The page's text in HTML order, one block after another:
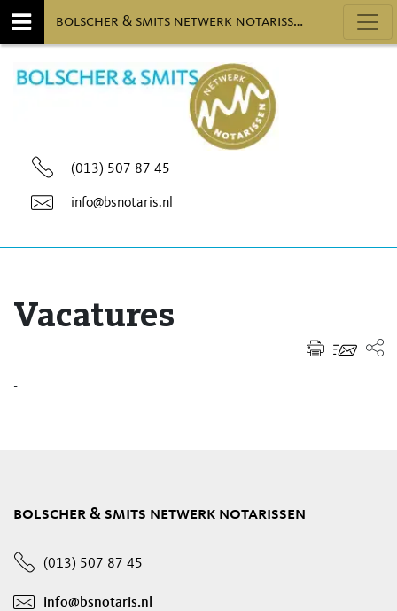
bolscher & smits netwerk notarissen
(013) 507 87 45
info@bsnotaris.nl
Vacatures
-
bolscher & smits netwerk notarissen
(013) 507 87 45
info@bsnotaris.nl